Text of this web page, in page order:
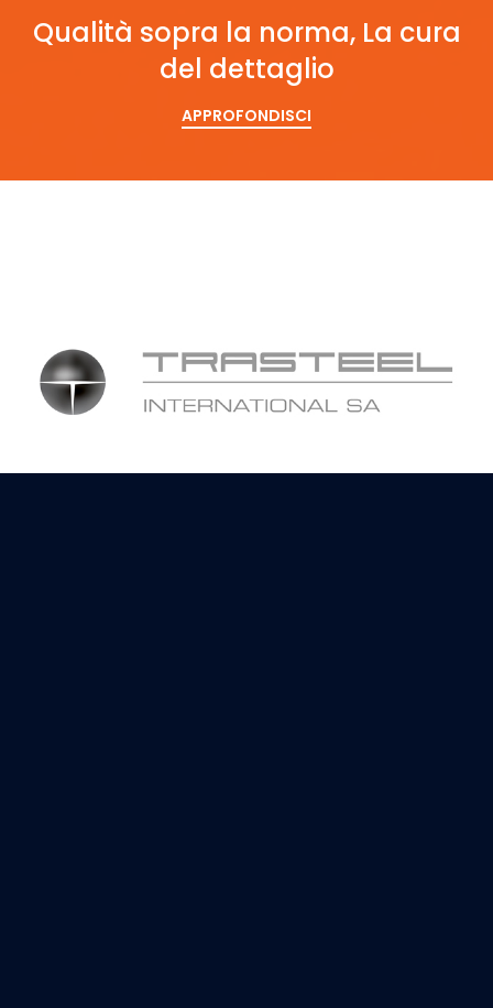
Qualità sopra la norma, La cura
del dettaglio
APPROFONDISCI